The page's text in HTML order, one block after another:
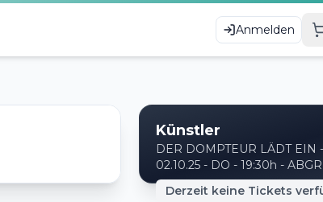
Anmelden
Künstler
DER DOMPTEUR LÄDT EIN
02.10.25 - DO - 19:30h - ABGR
Derzeit keine Tickets